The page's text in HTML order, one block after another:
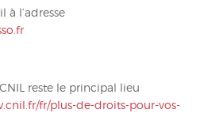
à l’adresse
reste le principal lieu
fr/plus-de-droits-pour-vos-